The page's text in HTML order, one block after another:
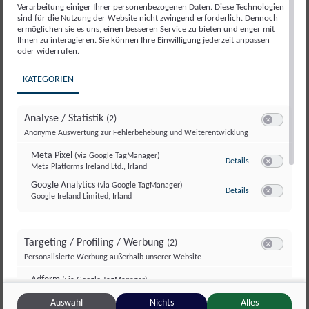
Teil davon mit ganz eigenen Wünschen, Zielen und
Bedürfnissen….
Warum moderne Versicherungsjobs jeden Tag spannend
sind
KI im Büroalltag: Welche Aufgaben auch künftig Menschen
Bank ist doch nur etwas für Zahlenmenschen…oder?
Verarbeitung einiger Ihrer personenbezogenen Daten. Diese Technologien
sind für die Nutzung der Website nicht zwingend erforderlich. Dennoch
ermöglichen sie es uns, einen besseren Service zu bieten und enger mit
Ihnen zu interagieren. Sie können Ihre Einwilligung jederzeit anpassen
oder widerrufen.
KATEGORIEN
Analyse / Statistik (2)
Anonyme Auswertung zur Fehlerbehebung und Weiterentwicklung
Meta Pixel (via Google TagManager)
Meta Platforms Ireland Ltd., Irland
Details zu Meta Pixel
Google Analytics (via Google TagManager)
Google Ireland Limited, Irland
Details zu Google
Targeting / Profiling / Werbung (2)
Personalisierte Werbung außerhalb unserer Website
Adform(via Google TagManager)
Detailszu Adform(via
Switch zum
Auswahl
Nichts
Alles